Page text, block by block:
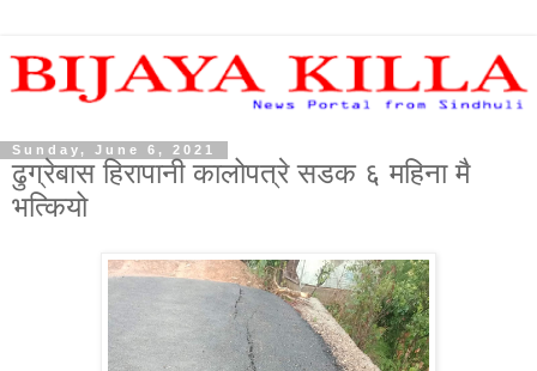
Sunday, June 6, 2021
ढुग्रेबास हिरापानी कालोपत्रे सडक ६ महिना मै
भत्कियो